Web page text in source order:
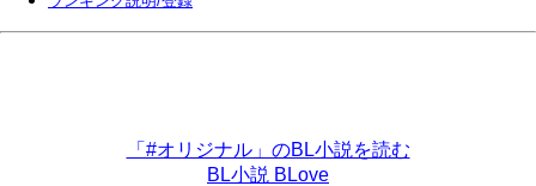
「#オリジナル」のBL小説を読む
BL小説 BLove